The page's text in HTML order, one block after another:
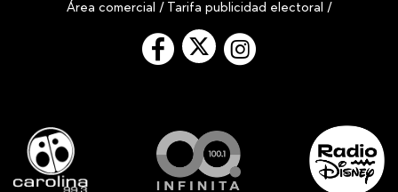
Área comercial / Tarifa publicidad electoral /